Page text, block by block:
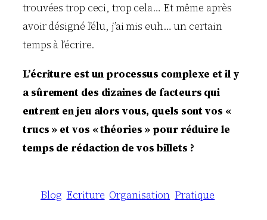
trouvées trop ceci, trop cela… Et même après
avoir désigné l’élu, j’ai mis euh… un certain
temps à l’écrire.
L’écriture est un processus complexe et il y
a sûrement des dizaines de facteurs qui
entrent en jeu alors vous, quels sont vos «
trucs » et vos « théories » pour réduire le
temps de rédaction de vos billets ?
Blog Ecriture Organisation Pratique